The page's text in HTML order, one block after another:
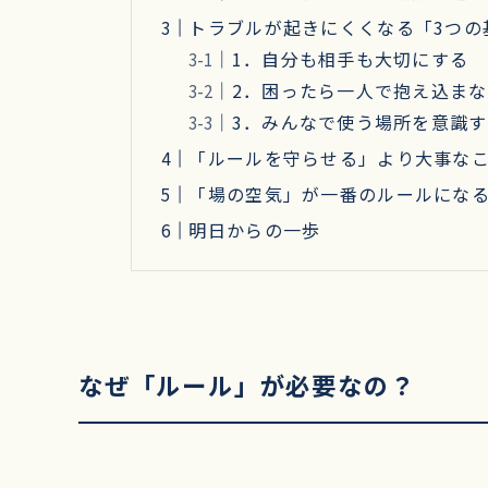
トラブルが起きにくくなる「3つの
1．自分も相手も大切にする
2．困ったら一人で抱え込ま
3．みんなで使う場所を意識
「ルールを守らせる」より大事な
「場の空気」が一番のルールになる
明日からの一歩
なぜ「ルール」が必要なの？